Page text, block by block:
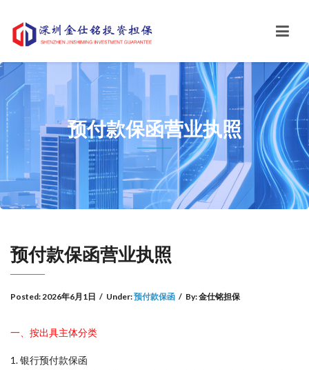
预付款保函营业执照
预付款保函营业执照
Posted:2026年6月1日 / Under:预付款保函 / By:金仕铭担保
一、按出具主体分类
1. 银行预付款保函